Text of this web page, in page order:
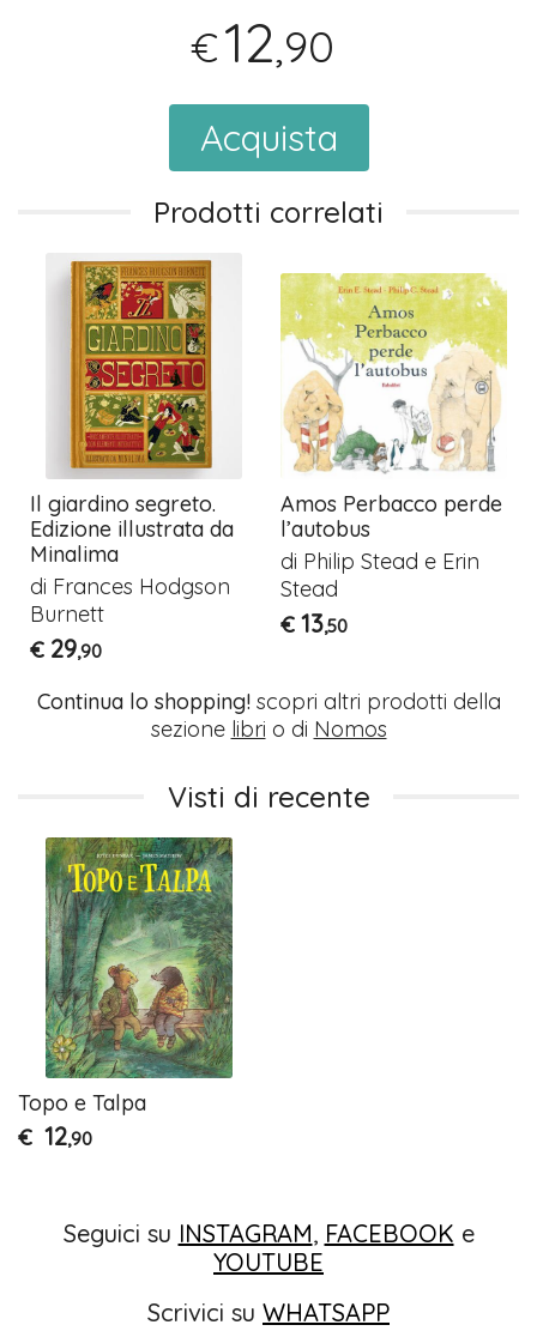
€12,90
Acquista
Prodotti correlati
Il giardino segreto.
Edizione illustrata da
Minalima
di Frances Hodgson
Burnett
€ 29,90
Amos Perbacco perde
l’autobus
di Philip Stead e Erin
Stead
€ 13,50
Continua lo shopping!scopri altri prodotti della
sezione libri o di Nomos
Visti di recente
Topo e Talpa
€ 12,90
Seguici su INSTAGRAM, FACEBOOK e
YOUTUBE
Scrivici su WHATSAPP